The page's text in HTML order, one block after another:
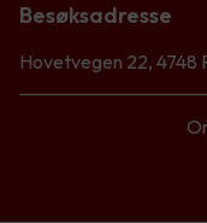
Besøksadresse
Hovetvegen 22, 4748